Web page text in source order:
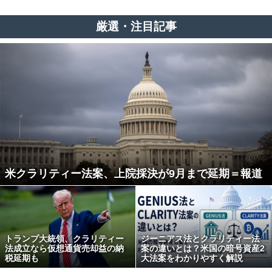
厳選・注目記事
米クラリティー法案、上院採決が9月まで延期＝報道
トランプ大統領、クラリティー
法成立なら仮想通貨売却益の納
税延期も
ジーニアス法とクラリティー法
案の違いとは？米国の暗号資産2
大法案をわかりやすく解説